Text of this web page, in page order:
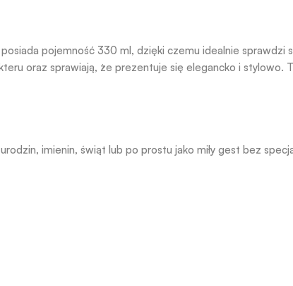
pojemność 330 ml, dzięki czemu idealnie
oraz sprawiają, że prezentuje się elegancko i stylowo.
imienin, świąt lub po prostu jako miły gest bez